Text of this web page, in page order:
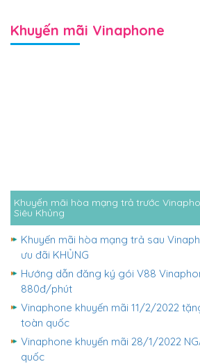
Khuyến mãi Vinaphone
Khuyến mãi hòa mạng trả trước
Siêu Khủng
Khuyến mãi hòa mạng trả sau
ưu đãi KHỦNG
Hướng dẫn đăng ký gói V88
880đ/phút
Vinaphone khuyến mãi 11/2/2022
toàn quốc
Vinaphone khuyến mãi 28/1/2022
quốc